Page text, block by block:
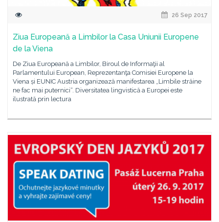
26 Sep 2017
Ziua Europeană a Limbilor la Casa Uniunii Europene
de la Viena
De Ziua Europeană a Limbilor, Biroul de Informaţii al
Parlamentului European, Reprezentanţa Comisiei Europene la
Viena și EUNIC Austria organizează manifestarea „Limbile străine
ne fac mai puternici“. Diversitatea lingvistică a Europei este
ilustrată prin lectura